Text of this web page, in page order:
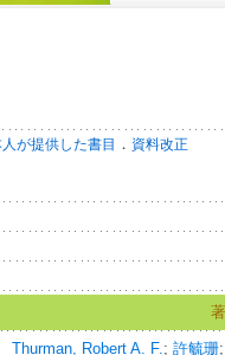
が提供した書目 ． 資料改正
Thurman, Robert A. F.; 許毓珊